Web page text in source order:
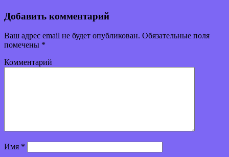
Добавить комментарий
Ваш адрес email не будет опубликован. Обязательные поля
помечены *
Комментарий
Имя *